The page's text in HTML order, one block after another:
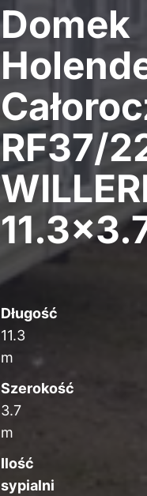
Domek
RF37/
Długość
11.3
m
Szerokość
3.7
m
Ilość
sypialni